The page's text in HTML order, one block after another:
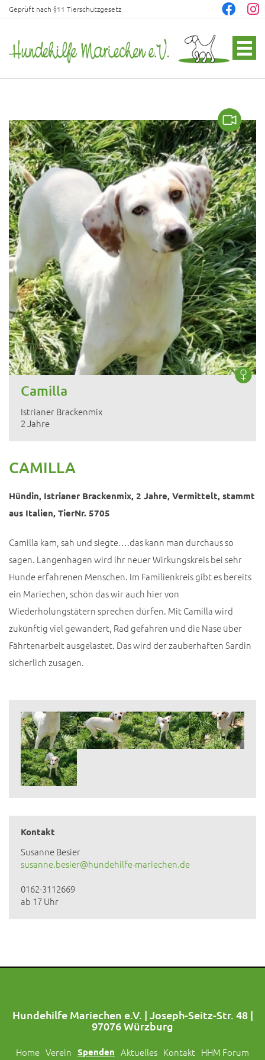
Geprüft nach §11 Tierschutzgesetz
Camilla
Istrianer Brackenmix
2 Jahre
CAMILLA
Hündin, Istrianer Brackenmix, 2 Jahre, Vermittelt, stammt
aus Italien, TierNr. 5705
Camilla kam, sah und siegte….das kann man durchaus so
sagen. Langenhagen wird ihr neuer Wirkungskreis bei sehr
Hunde erfahrenen Menschen. Im Familienkreis gibt es bereits
ein Mariechen, schön das wir auch hier von
Wiederholungstätern sprechen dürfen. Mit Camilla wird
zukünftig viel gewandert, Rad gefahren und die Nase über
Fährtenarbeit ausgelastet. Das wird der zauberhaften Sardin
sicherlich zusagen.
Kontakt
Susanne Besier
susanne.besier@hundehilfe-mariechen.de
0162-3112669
ab 17 Uhr
Hundehilfe Mariechen e.V. | Joseph-Seitz-Str. 48 |
97076 Würzburg
Home Verein Spenden Aktuelles Kontakt HHM Forum